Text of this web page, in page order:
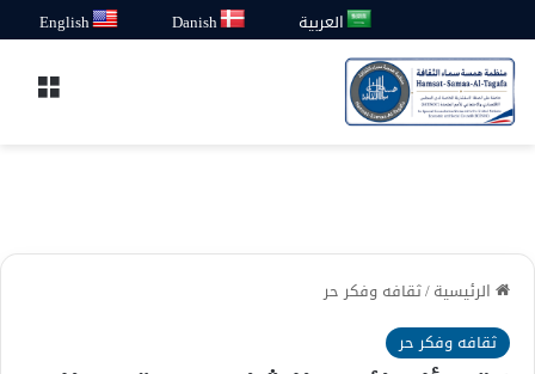
العربية Danish
English
الرئيسية/ثقافه وفكر حر
ثقافه وفكر حر